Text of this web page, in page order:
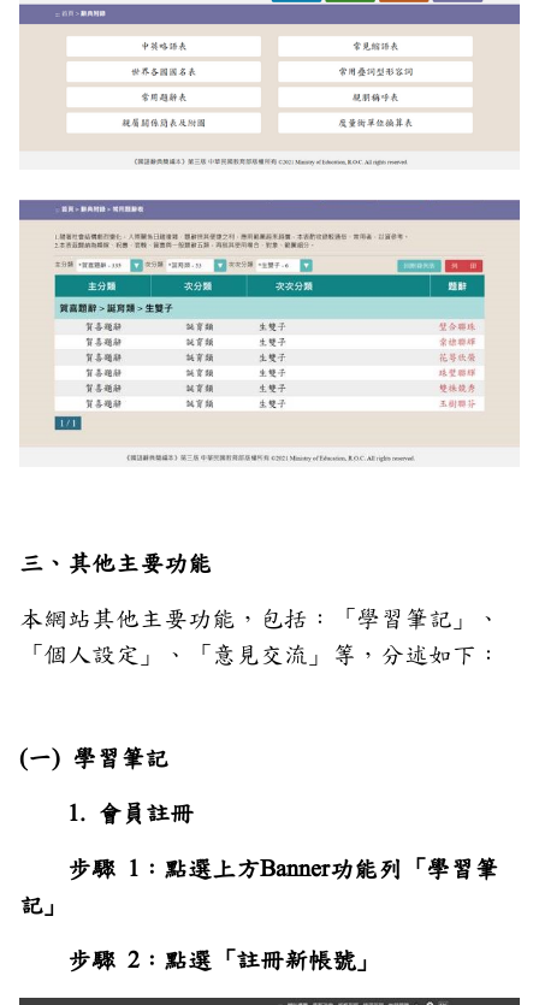
三、其他主要功能
本網站其他主要功能，包括：「學習筆記」、
「個人設定」、「意見交流」等，分述如下：
(一) 學習筆記
1. 會員註冊
步驟 1：點選上方Banner功能列「學習筆
記」
步驟 2：點選「註冊新帳號」